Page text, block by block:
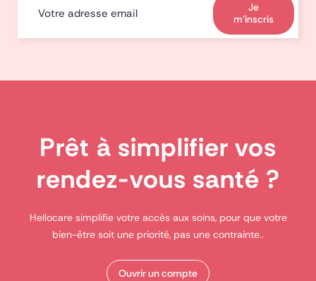
Je
m'inscris
Prêt à simplifier vos
rendez-vous santé ?
Hellocare simplifie votre accès aux soins, pour que votre
bien-être soit une priorité, pas une contrainte..
Ouvrir un compte